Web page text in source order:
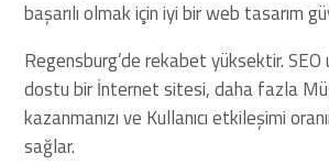
başarılı olmak için iyi bir web tasarım
Regensburg’de rekabet yüksektir. SEO
dostu bir İnternet sitesi, daha fazla
kazanmanızı ve Kullanıcı etkileşimi
sağlar.